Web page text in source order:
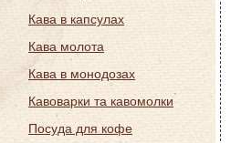
Кава в капсулах
Кава молота
Кава в монодозах
Кавоварки та кавомолки
Посуда для кофе